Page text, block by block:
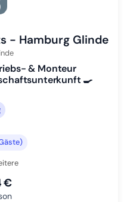
Slide 5 wechseln
Slide 6 wechseln
- Hamburg Glinde
& Monteur
🍳
€